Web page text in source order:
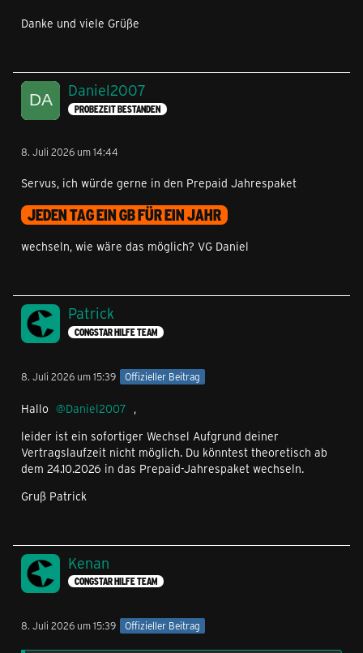
Danke und viele Grüße
Daniel2007
PROBEZEIT BESTANDEN
8. Juli 2026 um 14:44
Servus, ich würde gerne in den Prepaid Jahrespaket
JEDEN TAG EIN GB FÜR EIN JAHR
wechseln, wie wäre das möglich? VG Daniel
Patrick
CONGSTAR HILFE TEAM
8. Juli 2026 um 15:39 Offizieller Beitrag
Hallo Daniel2007 ,
leider ist ein sofortiger Wechsel Aufgrund deiner
Vertragslaufzeit nicht möglich. Du könntest theoretisch ab
dem 24.10.2026 in das Prepaid-Jahrespaket wechseln.
Gruß Patrick
Kenan
CONGSTAR HILFE TEAM
8. Juli 2026 um 15:39 Offizieller Beitrag